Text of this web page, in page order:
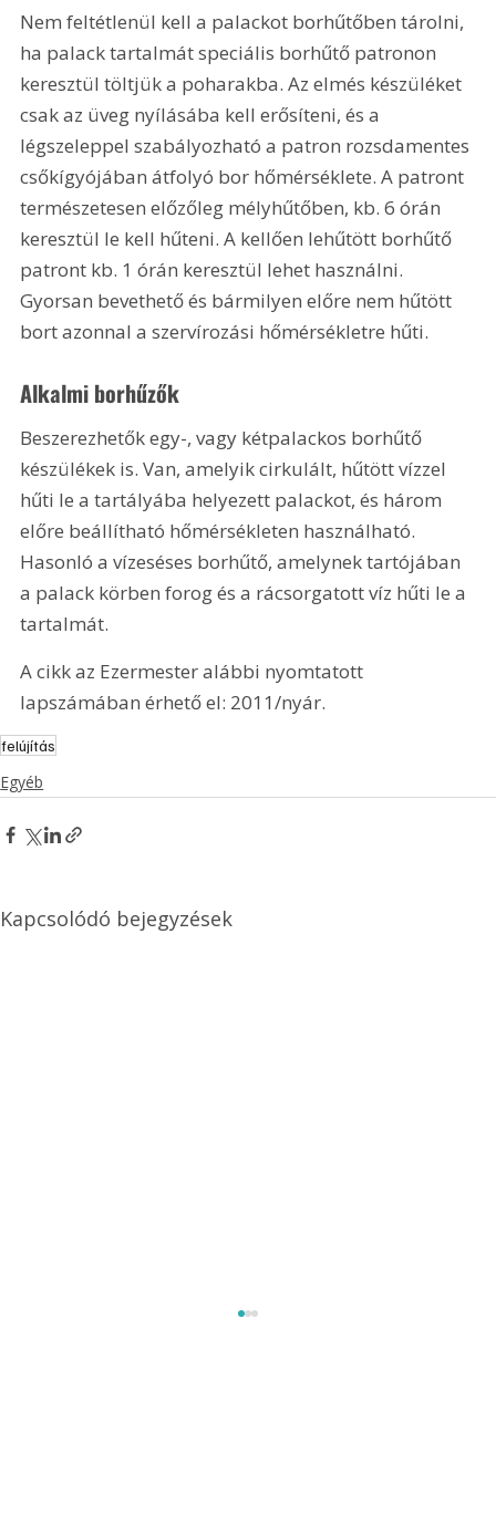
Nem feltétlenül kell a palackot borhűtőben tárolni,
ha palack tartalmát speciális borhűtő patronon
keresztül töltjük a poharakba. Az elmés készüléket
csak az üveg nyílásába kell erősíteni, és a
légszeleppel szabályozható a patron rozsdamentes
csőkígyójában átfolyó bor hőmérséklete. A patront
természetesen előzőleg mélyhűtőben, kb. 6 órán
keresztül le kell hűteni. A kellően lehűtött borhűtő
patront kb. 1 órán keresztül lehet használni.
Gyorsan bevethető és bármilyen előre nem hűtött
bort azonnal a szervírozási hőmérsékletre hűti.
Alkalmi borhűzők
Beszerezhetők egy-, vagy kétpalackos borhűtő
készülékek is. Van, amelyik cirkulált, hűtött vízzel
hűti le a tartályába helyezett palackot, és három
előre beállítható hőmérsékleten használható.
Hasonló a vízeséses borhűtő, amelynek tartójában
a palack körben forog és a rácsorgatott víz hűti le a
tartalmát.
A cikk az Ezermester alábbi nyomtatott
lapszámában érhető el: 2011/nyár.
felújítás
Egyéb
Kapcsolódó bejegyzések